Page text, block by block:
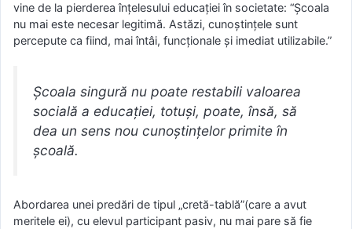
vine de la pierderea înţelesului educaţiei în societate: “Şcoala
nu mai este necesar legitimă. Astăzi, cunoştinţele sunt
percepute ca fiind, mai întâi, funcţionale şi imediat utilizabile.”
Şcoala singură nu poate restabili valoarea
socială a educaţiei, totuşi, poate, însă, să
dea un sens nou cunoştinţelor primite în
şcoală.
Abordarea unei predări de tipul „cretă-tablă”(care a avut
meritele ei), cu elevul participant pasiv, nu mai pare să fie